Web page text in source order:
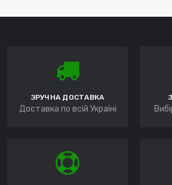
ЗРУЧНА ДОСТАВКА
Доставка по всій Україні